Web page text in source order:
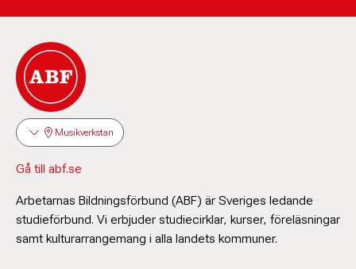
Musikverkstan
Gå till abf.se
Arbetarnas Bildningsförbund (ABF) är Sveriges ledande
studieförbund. Vi erbjuder studiecirklar, kurser, föreläsningar
samt kulturarrangemang i alla landets kommuner.